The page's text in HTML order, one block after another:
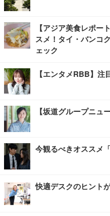
【アジア美食レポー
スメ！タイ・バンコ
ェック
【エンタメRBB】
【坂道グループニュ
今観るべきオススメ
快適デスクのヒント